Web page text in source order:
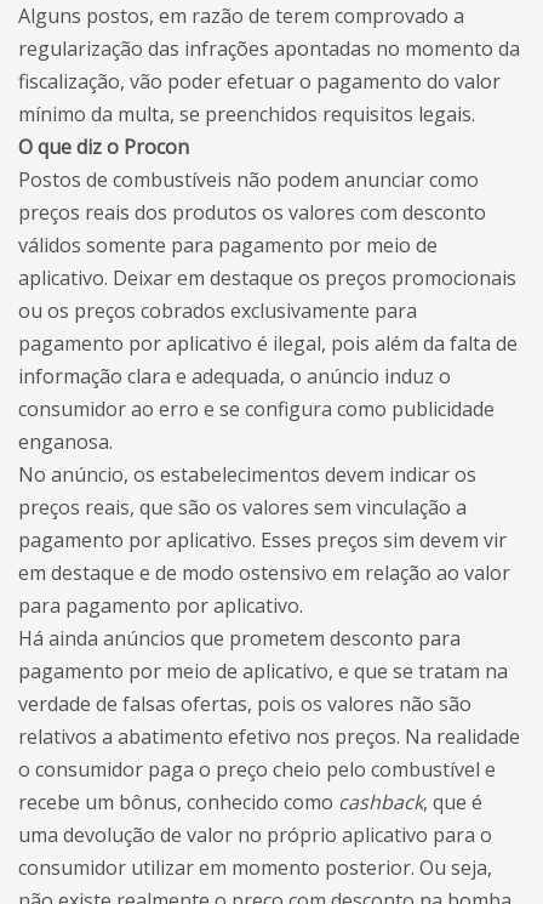
Alguns postos, em razão de terem comprovado a
regularização das infrações apontadas no momento da
fiscalização, vão poder efetuar o pagamento do valor
mínimo da multa, se preenchidos requisitos legais.
O que diz o Procon
Postos de combustíveis não podem anunciar como
preços reais dos produtos os valores com desconto
válidos somente para pagamento por meio de
aplicativo. Deixar em destaque os preços promocionais
ou os preços cobrados exclusivamente para
pagamento por aplicativo é ilegal, pois além da falta de
informação clara e adequada, o anúncio induz o
consumidor ao erro e se configura como publicidade
enganosa.
No anúncio, os estabelecimentos devem indicar os
preços reais, que são os valores sem vinculação a
pagamento por aplicativo. Esses preços sim devem vir
em destaque e de modo ostensivo em relação ao valor
para pagamento por aplicativo.
Há ainda anúncios que prometem desconto para
pagamento por meio de aplicativo, e que se tratam na
verdade de falsas ofertas, pois os valores não são
relativos a abatimento efetivo nos preços. Na realidade
o consumidor paga o preço cheio pelo combustível e
recebe um bônus, conhecido como cashback, que é
uma devolução de valor no próprio aplicativo para o
consumidor utilizar em momento posterior. Ou seja,